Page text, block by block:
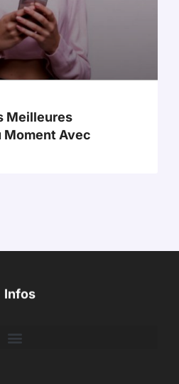
Meilleures
Moment Avec
Infos